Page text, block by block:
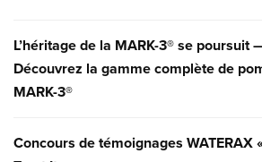
L’héritage de la MARK-3® se poursuit
Découvrez la gamme complète de
MARK-3®
Concours de témoignages WATERAX